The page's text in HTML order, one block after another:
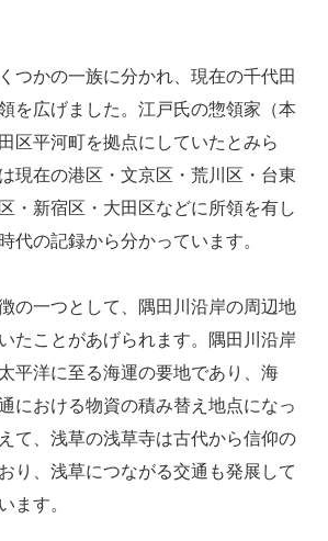
つかの一族に分かれ、現在の千代田
を広げました。江戸氏の惣領家（本
区平河町を拠点にしていたとみら
現在の港区・文京区・荒川区・台東
・新宿区・大田区などに所領を有し
代の記録から分かっています。
の一つとして、隅田川沿岸の周辺地
たことがあげられます。隅田川沿岸
平洋に至る海運の要地であり、海
における物資の積み替え地点になっ
て、浅草の浅草寺は古代から信仰の
り、浅草につながる交通も発展して
ます。